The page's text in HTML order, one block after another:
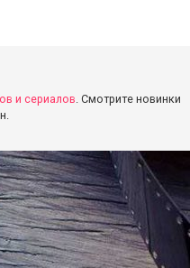
и сериалов. Смотрите новинки